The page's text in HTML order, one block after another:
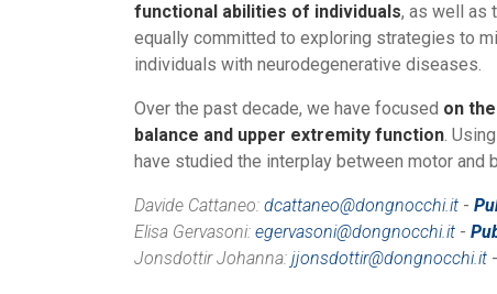
functional abilities of individuals, as well as
equally committed to exploring strategies to
individuals with neurodegenerative diseases.
Over the past decade, we have focused on
balance and upper extremity function.
have studied the interplay between motor
Davide Cattaneo: dcattaneo@dongnocchi.it -
Elisa Gervasoni: egervasoni@dongnocchi.it -
Jonsdottir Johanna: jjonsdottir@dongnocchi.it -